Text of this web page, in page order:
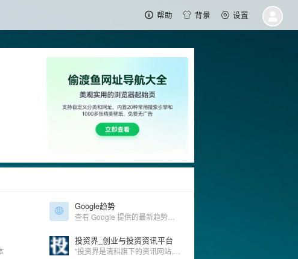
帮助 背景 设置
Google趋势
投资界_创业与投资资讯平台